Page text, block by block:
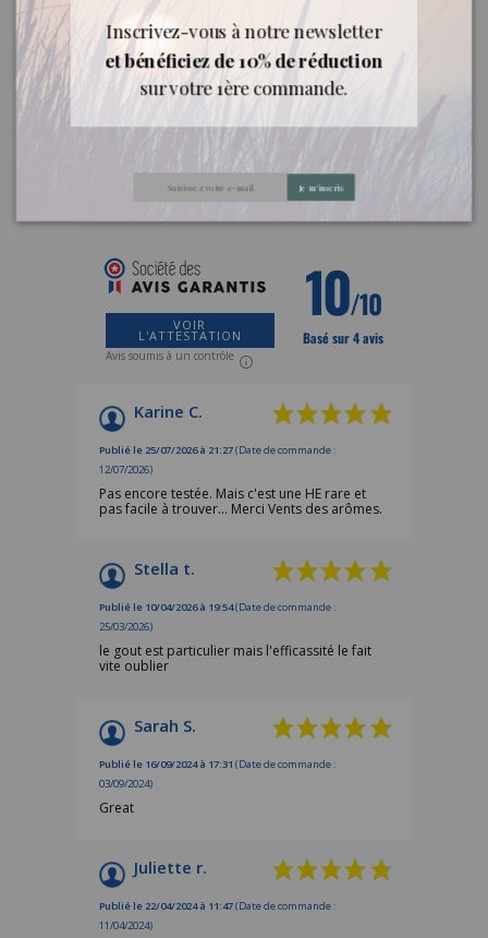
les composants aromatiques de la plante.
Avis clients
AVIS À PROPOS DU PRODUIT
VOIR
L'ATTESTATION
Avis soumis à un contrôle
10/10
Basé sur 4 avis
Karine C.
Publié le 25/07/2026 à 21:27(Date de commande :
12/07/2026)
Pas encore testée. Mais c'est une HE rare et
pas facile à trouver... Merci Vents des arômes.
Stella t.
Publié le 10/04/2026 à 19:54(Date de commande :
25/03/2026)
le gout est particulier mais l'efficassité le fait
vite oublier
Sarah S.
Publié le 16/09/2024 à 17:31 (Date de commande :
03/09/2024)
Great
Juliette r.
Publié le 22/04/2024 à 11:47(Date de commande :
11/04/2024)
Inscrivez-vous à notre newsletter
et bénéficiez de 10% de réduction
sur votre 1ère commande.
Je m'inscris